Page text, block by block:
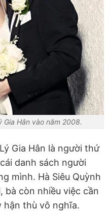
Gia Hân vào năm 2008.
Gia Hân là người thứ
danh sách người
mình. Hà Siêu Quỳnh
bà còn nhiều việc cần
hận thù vô nghĩa.